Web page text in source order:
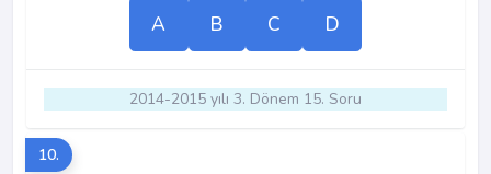
A B C D
2014-2015 yılı 3. Dönem 15. Soru
10.